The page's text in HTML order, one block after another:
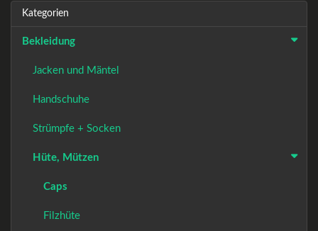
Kategorien
Bekleidung
Jacken und Mäntel
Handschuhe
Strümpfe + Socken
Hüte, Mützen
Caps
Filzhüte